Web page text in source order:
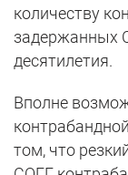
количеству
задержанных
десятилетия.
Вполне
том, что